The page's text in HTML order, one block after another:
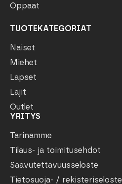
Oppaat
TUOTEKATEGORIAT
Naiset
Miehet
Lapset
Lajit
Outlet
YRITYS
Tarinamme
Tilaus- ja toimitusehdot
Saavutettavuusseloste
Tietosuoja- / rekisteriseloste